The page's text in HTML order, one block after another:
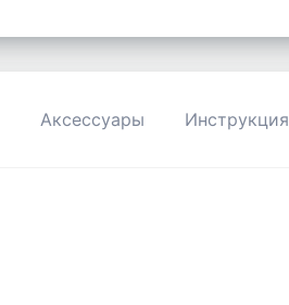
Аксессуары Инструкция